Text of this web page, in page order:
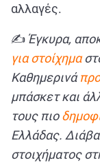
αλλαγές.
✍ Έγκυρα,
για στοίχημα
Καθημερινά
μπάσκετ και
τους πιο
Ελλάδας.
στοιχήματος